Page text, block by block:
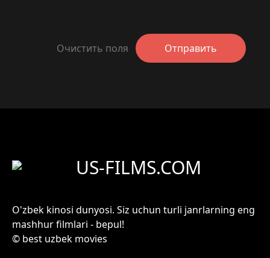
Очистить поля Отправить
US-FILMS.COM
O'zbek kinosi dunyosi. Siz uchun turli janrlarning eng
mashhur filmlari - bepul!
© best uzbek movies